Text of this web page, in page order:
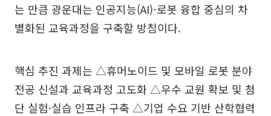
는 만큼 광운대는 인공지능(AI)-로봇 융합 중심의 차
별화된 교육과정을 구축할 방침이다.
핵심 추진 과제는 △휴머노이드 및 모바일 로봇 분야
전공 신설과 교육과정 고도화 △우수 교원 확보 및 첨
단 실험·실습 인프라 구축 △기업 수요 기반 산학협력